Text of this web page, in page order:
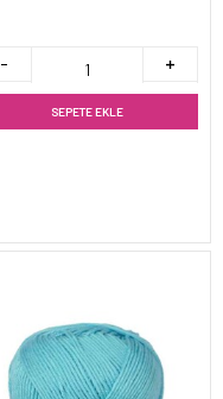
SEPETE EKLE